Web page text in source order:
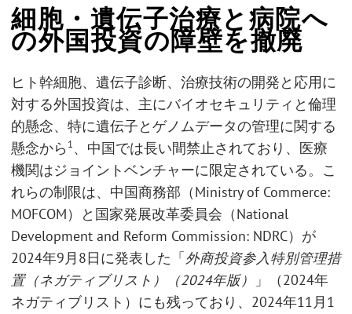
細胞・遺伝子治療と病院へ
の外国投資の障壁を撤廃
ヒト幹細胞、遺伝子診断、治療技術の開発と応用に
対する外国投資は、主にバイオセキュリティと倫理
的懸念、特に遺伝子とゲノムデータの管理に関する
懸念から 1、中国では長い間禁止されており、医療
機関はジョイントベンチャーに限定されている。こ
れらの制限は、中国商務部（Ministry of Commerce:
MOFCOM）と国家発展改革委員会（National
Development and Reform Commission: NDRC）が
2024年9月8日に発表した「外商投資参入特別管理措
置（ネガティブリスト）（2024年版）
」（2024年
ネガティブリスト）にも残っており、2024年11月1